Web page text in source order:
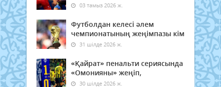
03 тамыз 2026 ж.
Футболдан келесі әлем
чемпионатының жеңімпазы кім
31 шілде 2026 ж.
«Қайрат» пенальти сериясында
«Омонияны» жеңіп,
30 шілде 2026 ж.